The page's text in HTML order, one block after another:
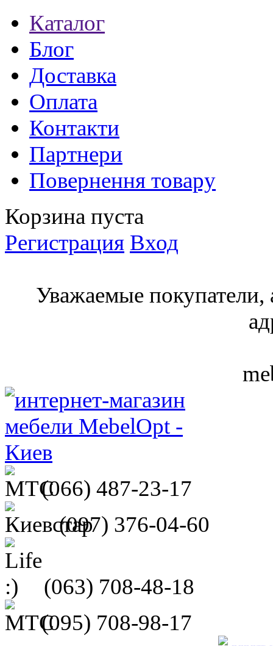
Каталог
Блог
Доставка
Оплата
Контакти
Партнери
Повернення товару
Корзина пуста
Регистрация Вход
Уважаемые покупатели,
(066) 487-23-17
(097) 376-04-60
(063) 708-48-18
(095) 708-98-17